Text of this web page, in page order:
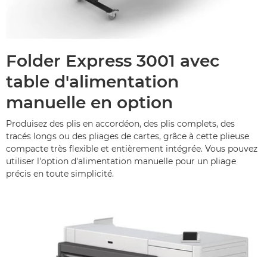
Folder Express 3001 avec
table d'alimentation
manuelle en option
Produisez des plis en accordéon, des plis complets, des
tracés longs ou des pliages de cartes, grâce à cette plieuse
compacte très flexible et entièrement intégrée. Vous pouvez
utiliser l'option d'alimentation manuelle pour un pliage
précis en toute simplicité.